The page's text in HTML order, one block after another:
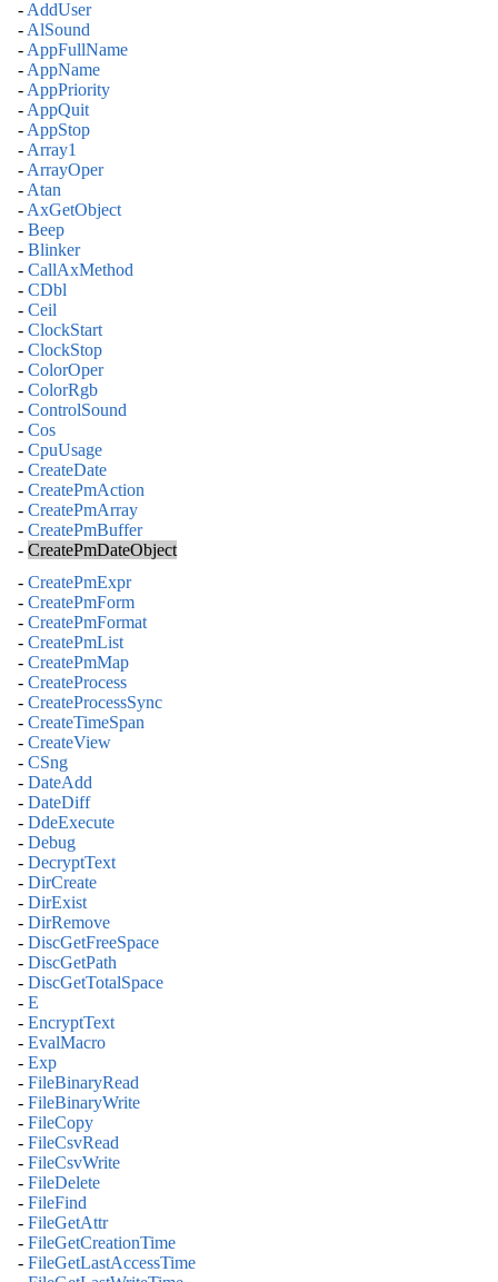
- AddUser
- AlSound
- AppFullName
- AppName
- AppPriority
- AppQuit
- AppStop
- Array1
- ArrayOper
- Atan
- AxGetObject
- Beep
- Blinker
- CallAxMethod
- CDbl
- Ceil
- ClockStart
- ClockStop
- ColorOper
- ColorRgb
- ControlSound
- Cos
- CpuUsage
- CreateDate
- CreatePmAction
- CreatePmArray
- CreatePmBuffer
- CreatePmDateObject
- CreatePmExpr
- CreatePmForm
- CreatePmFormat
- CreatePmList
- CreatePmMap
- CreateProcess
- CreateProcessSync
- CreateTimeSpan
- CreateView
- CSng
- DateAdd
- DateDiff
- DdeExecute
- Debug
- DecryptText
- DirCreate
- DirExist
- DirRemove
- DiscGetFreeSpace
- DiscGetPath
- DiscGetTotalSpace
- E
- EncryptText
- EvalMacro
- Exp
- FileBinaryRead
- FileBinaryWrite
- FileCopy
- FileCsvRead
- FileCsvWrite
- FileDelete
- FileFind
- FileGetAttr
- FileGetCreationTime
- FileGetLastAccessTime